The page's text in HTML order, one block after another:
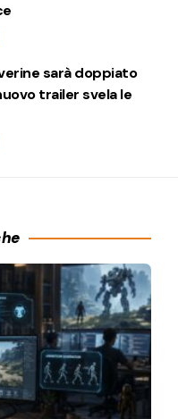
sarà doppiato
trailer svela le